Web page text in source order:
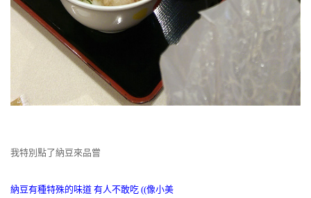
我特別點了納豆來品嘗
納豆有種特殊的味道 有人不敢吃 ((像小美